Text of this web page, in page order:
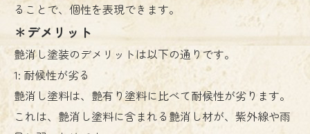
ることで、個性を表現できます。
＊デメリット
艶消し塗装のデメリットは以下の通りです。
1: 耐候性が劣る
艶消し塗料は、艶有り塗料に比べて耐候性が劣ります。
これは、艶消し塗料に含まれる艶消し材が、紫外線や雨